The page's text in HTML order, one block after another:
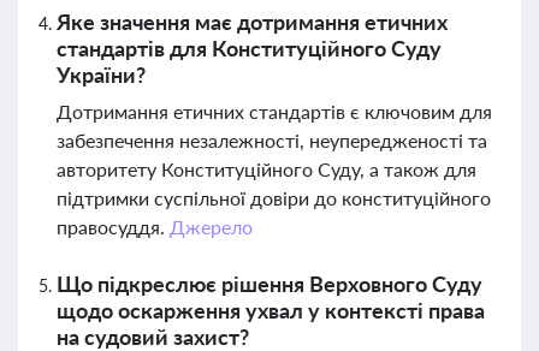
Яке значення має дотримання етичних
стандартів для Конституційного Суду
України?
Дотримання етичних стандартів є ключовим для
забезпечення незалежності, неупередженості та
авторитету Конституційного Суду, а також для
підтримки суспільної довіри до конституційного
правосуддя. Джерело
Що підкреслює рішення Верховного Суду
щодо оскарження ухвал у контексті права
на судовий захист?